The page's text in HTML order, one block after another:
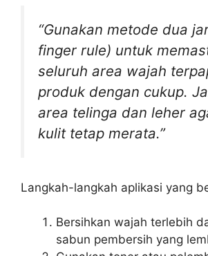
“Gunakan metode dua
finger rule) untuk
seluruh area wajah
produk dengan cukup.
area telinga dan leher
kulit tetap merata.”
Langkah-langkah aplikasi yang
Bersihkan wajah terlebih
sabun pembersih yang